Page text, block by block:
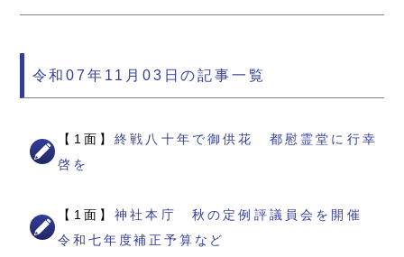
令和07年11月03日の記事一覧
【1面】終戦八十年で御供花 都慰霊堂に行幸
啓を
【1面】神社本庁 秋の定例評議員会を開催
令和七年度補正予算など